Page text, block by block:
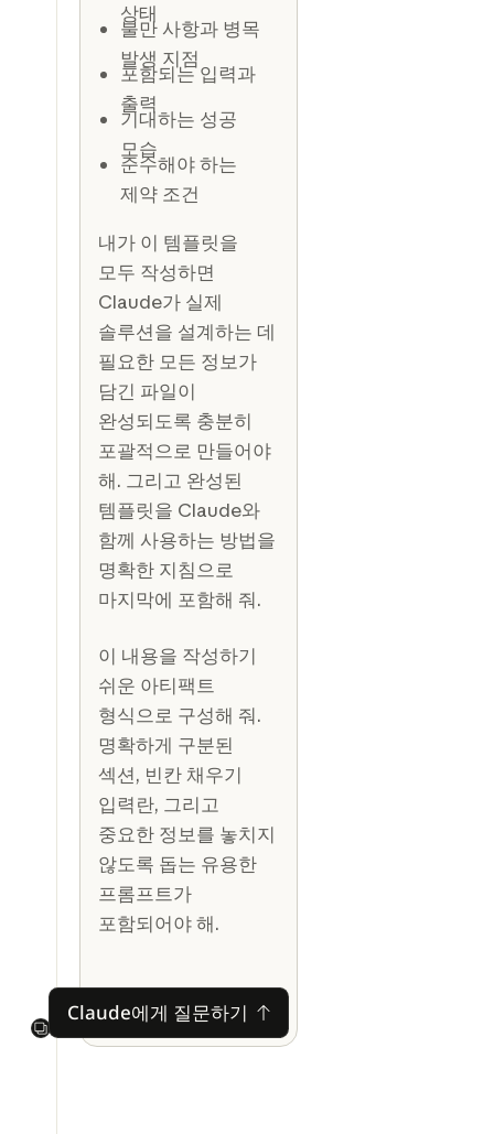
상태
불만 사항과 병목
발생 지점
포함되는 입력과
출력
기대하는 성공
모습
준수해야 하는
제약 조건
내가 이 템플릿을
모두 작성하면
Claude가 실제
솔루션을 설계하는 데
필요한 모든 정보가
담긴 파일이
완성되도록 충분히
포괄적으로 만들어야
해. 그리고 완성된
템플릿을 Claude와
함께 사용하는 방법을
명확한 지침으로
마지막에 포함해 줘.
이 내용을 작성하기
쉬운 아티팩트
형식으로 구성해 줘.
명확하게 구분된
섹션, 빈칸 채우기
입력란, 그리고
중요한 정보를 놓치지
않도록 돕는 유용한
프롬프트가
포함되어야 해.
Next
Claude에게 질문하기Claude에게 질문하기